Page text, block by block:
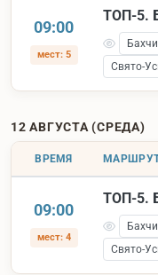
09:00
мест: 5
ТОП-5.
Свято-
12 АВГУСТА (СРЕДА)
ВРЕМЯ
09:00
мест: 4
ТОП-5.
Свято-